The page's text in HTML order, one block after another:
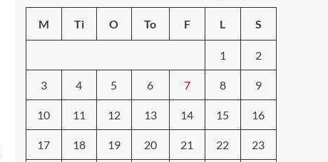
M Ti O To F L S
1 2
3 4 5 6 7 8 9
10 11 12 13 14 15 16
17 18 19 20 21 22 23